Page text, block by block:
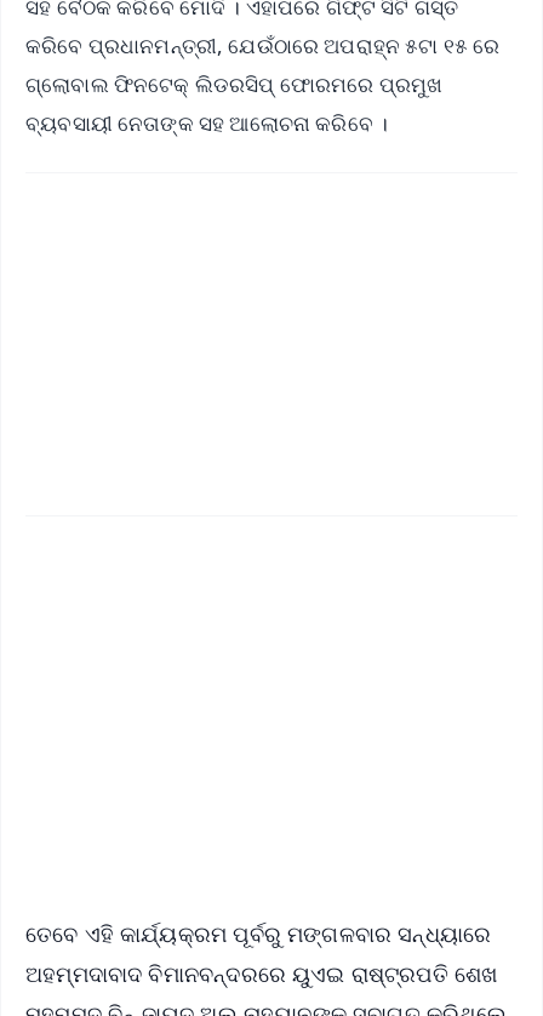
ସହ ବୈଠକ କରିବେ ମୋଦି । ଏହାପରେ ଗିଫ୍ଟ ସିଟି ଗସ୍ତ
କରିବେ ପ୍ରଧାନମନ୍ତ୍ରୀ, ଯେଉଁଠାରେ ଅପରାହ୍ନ ୫ଟା ୧୫ ରେ
ଗ୍ଲୋବାଲ ଫିନଟେକ୍ ଲିଡରସିପ୍ ଫୋରମରେ ପ୍ରମୁଖ
ବ୍ୟବସାୟୀ ନେତାଙ୍କ ସହ ଆଲୋଚନା କରିବେ ।
ତେବେ ଏହି କାର୍ଯ୍ୟକ୍ରମ ପୂର୍ବରୁ ମଙ୍ଗଳବାର ସନ୍ଧ୍ୟାରେ
ଅହମ୍ମଦାବାଦ ବିମାନବନ୍ଦରରେ ୟୁଏଇ ରାଷ୍ଟ୍ରପତି ଶେଖ